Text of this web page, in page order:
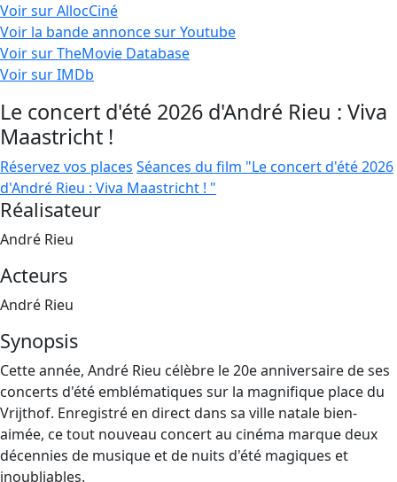
Voir sur AllocCiné
Voir la bande annonce sur Youtube
Voir sur TheMovie Database
Voir sur IMDb
Le concert d'été 2026 d'André Rieu : Viva
Maastricht !
Réservez vos places Séances du film "Le concert d'été 2026
d'André Rieu : Viva Maastricht ! "
Réalisateur
André Rieu
Acteurs
André Rieu
Synopsis
Cette année, André Rieu célèbre le 20e anniversaire de ses
concerts d'été emblématiques sur la magnifique place du
Vrijthof. Enregistré en direct dans sa ville natale bien-
aimée, ce tout nouveau concert au cinéma marque deux
décennies de musique et de nuits d'été magiques et
inoubliables.